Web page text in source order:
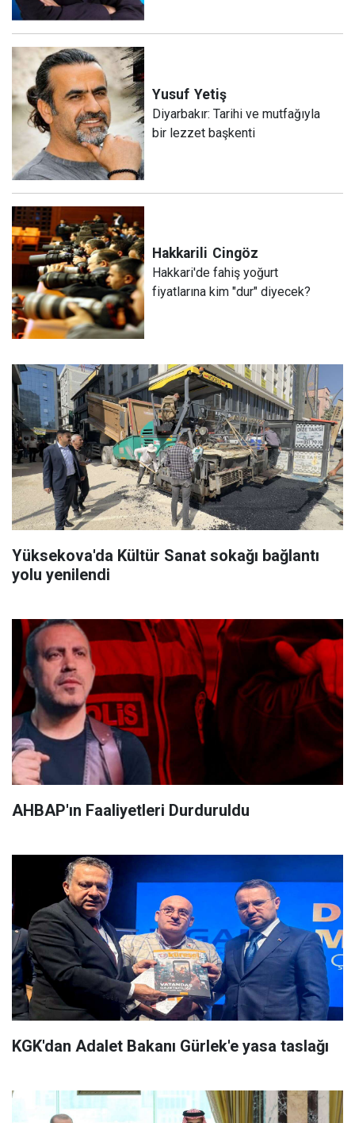
Yusuf Yetiş
Diyarbakır: Tarihi ve mutfağıyla
bir lezzet başkenti
Hakkarili Cingöz
Hakkari'de fahiş yoğurt
fiyatlarına kim "dur" diyecek?
Yüksekova'da Kültür Sanat sokağı bağlantı
yolu yenilendi
AHBAP'ın Faaliyetleri Durduruldu
KGK'dan Adalet Bakanı Gürlek'e yasa taslağı